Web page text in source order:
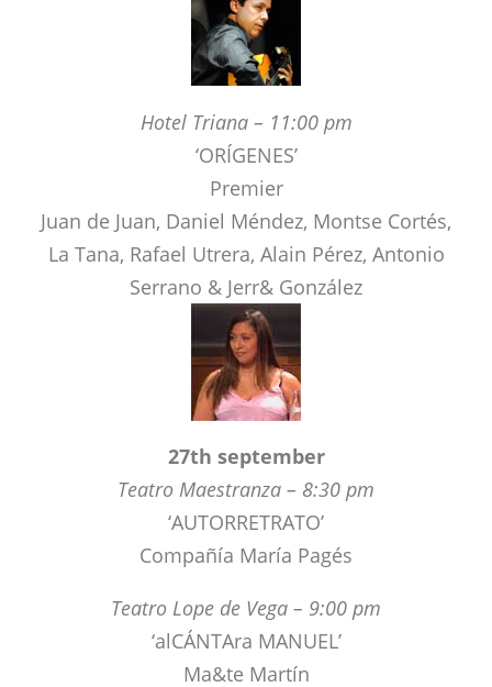
Hotel Triana – 11:00 pm
‘ORÍGENES’
Premier
Juan de Juan, Daniel Méndez, Montse Cortés,
La Tana, Rafael Utrera, Alain Pérez, Antonio
Serrano & Jerr& González
27th september
Teatro Maestranza – 8:30 pm
‘AUTORRETRATO’
Compañía María Pagés
Teatro Lope de Vega – 9:00 pm
‘alCÁNTAra MANUEL’
Ma&te Martín